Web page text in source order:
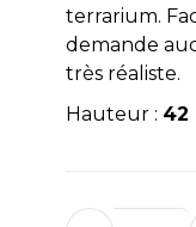
terrarium.
demande
très réaliste.
Hauteur : 42